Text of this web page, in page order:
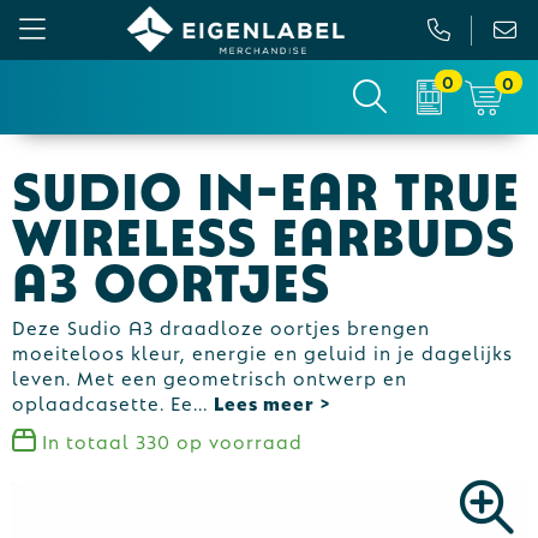
Gezichtsmaskers en mondkapjes
Werkkleding
Sportkleding & Teamwear
T-Shirts
Sweaters
Vesten
Relatiepakketten
Tassen
Anti-stress
Bidons en Sportflessen
Elektronica, Gadgets en USB
Feestartikelen
Custom made picknickkleed
Custom made sokken
Sportkratten & bidons
Custom-made paraplu
Custom-made hesjes
Custom-made onderzetters
Binnenreclame
Buitenreclame
Vlaggen
Beurs & Presentatie
Drukwerk
0 0
Sudio In-ear True
Wireless Earbuds
A3 oortjes
Deze Sudio A3 draadloze oortjes brengen
moeiteloos kleur, energie en geluid in je dagelijks
leven. Met een geometrisch ontwerp en
oplaadcasette. Ee
In totaal 330 op voorraad